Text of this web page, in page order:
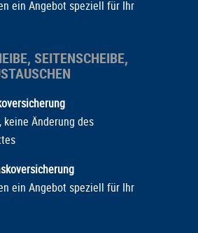
ein Angebot speziell für Ihr
SEITENSCHEIBE,
Änderung des
ein Angebot speziell für Ihr